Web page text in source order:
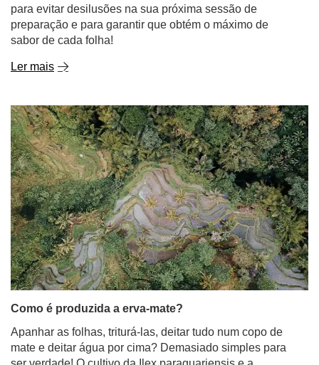
Como é produzida a erva-mate?
Apanhar as folhas, triturá-las, deitar tudo num copo de
mate e deitar água por cima? Demasiado simples para
produção de erva-mate é um processo longo,
supervisionado por muitas pessoas. No artigo de hoje,
analisamos em pormenor as fases de produção do
nosso chá mate seco favorito. Se quiser saber como é